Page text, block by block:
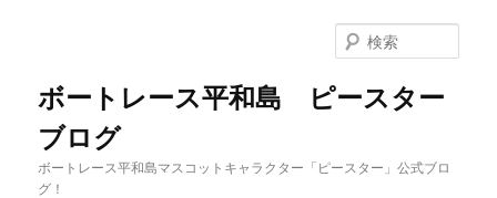
ボートレース平和島 ピースター
ブログ
ボートレース平和島マスコットキャラクター「ピースター」公式ブロ
グ！
索